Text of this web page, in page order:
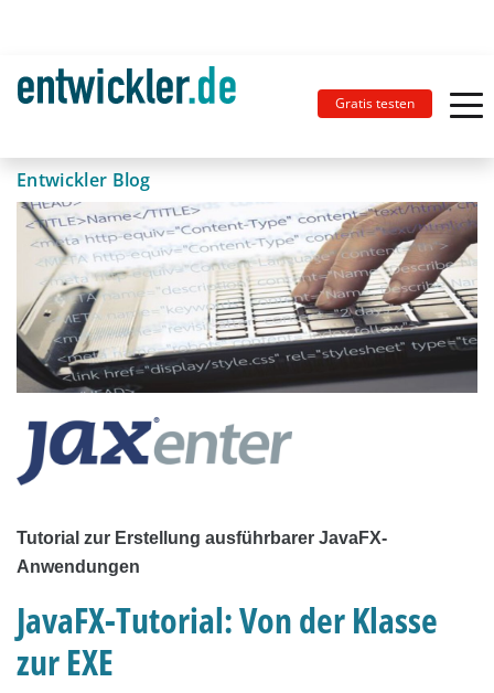
Gratis testen
Entwickler Blog
Tutorial zur Erstellung ausführbarer JavaFX-
Anwendungen
JavaFX-Tutorial: Von der Klasse
zur EXE